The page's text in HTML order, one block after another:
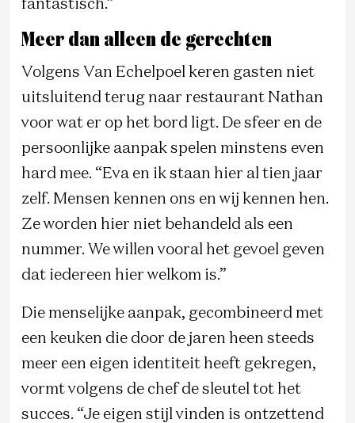
fantastisch.”
Meer dan alleen de gerechten
Volgens Van Echelpoel keren gasten niet
uitsluitend terug naar restaurant Nathan
voor wat er op het bord ligt. De sfeer en de
persoonlijke aanpak spelen minstens even
hard mee. “Eva en ik staan hier al tien jaar
zelf. Mensen kennen ons en wij kennen hen.
Ze worden hier niet behandeld als een
nummer. We willen vooral het gevoel geven
dat iedereen hier welkom is.”
Die menselijke aanpak, gecombineerd met
een keuken die door de jaren heen steeds
meer een eigen identiteit heeft gekregen,
vormt volgens de chef de sleutel tot het
succes. “Je eigen stijl vinden is ontzettend